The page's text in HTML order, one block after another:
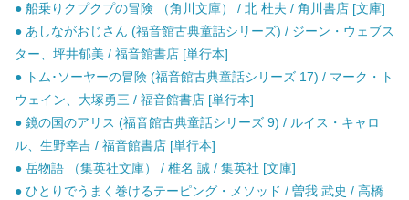
● 船乗りクプクプの冒険 （角川文庫） / 北 杜夫 / 角川書店 [文庫]
● あしながおじさん (福音館古典童話シリーズ) / ジーン・ウェブス
ター、坪井郁美 / 福音館書店 [単行本]
● トム･ソーヤーの冒険 (福音館古典童話シリーズ 17) / マーク・ト
ウェイン、大塚勇三 / 福音館書店 [単行本]
● 鏡の国のアリス (福音館古典童話シリーズ 9) / ルイス・キャロ
ル、生野幸吉 / 福音館書店 [単行本]
● 岳物語 （集英社文庫） / 椎名 誠 / 集英社 [文庫]
● ひとりでうまく巻けるテーピング・メソッド / 曽我 武史 / 高橋